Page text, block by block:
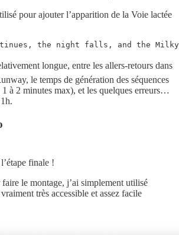
pour ajouter l’apparition de la Voie lactée
the night falls, and the Milky
longue, entre les allers-retours dans
le temps de génération des séquences
1 à 2 minutes max), et les quelques erreurs…
finale !
le montage, j’ai simplement utilisé
très accessible et assez facile